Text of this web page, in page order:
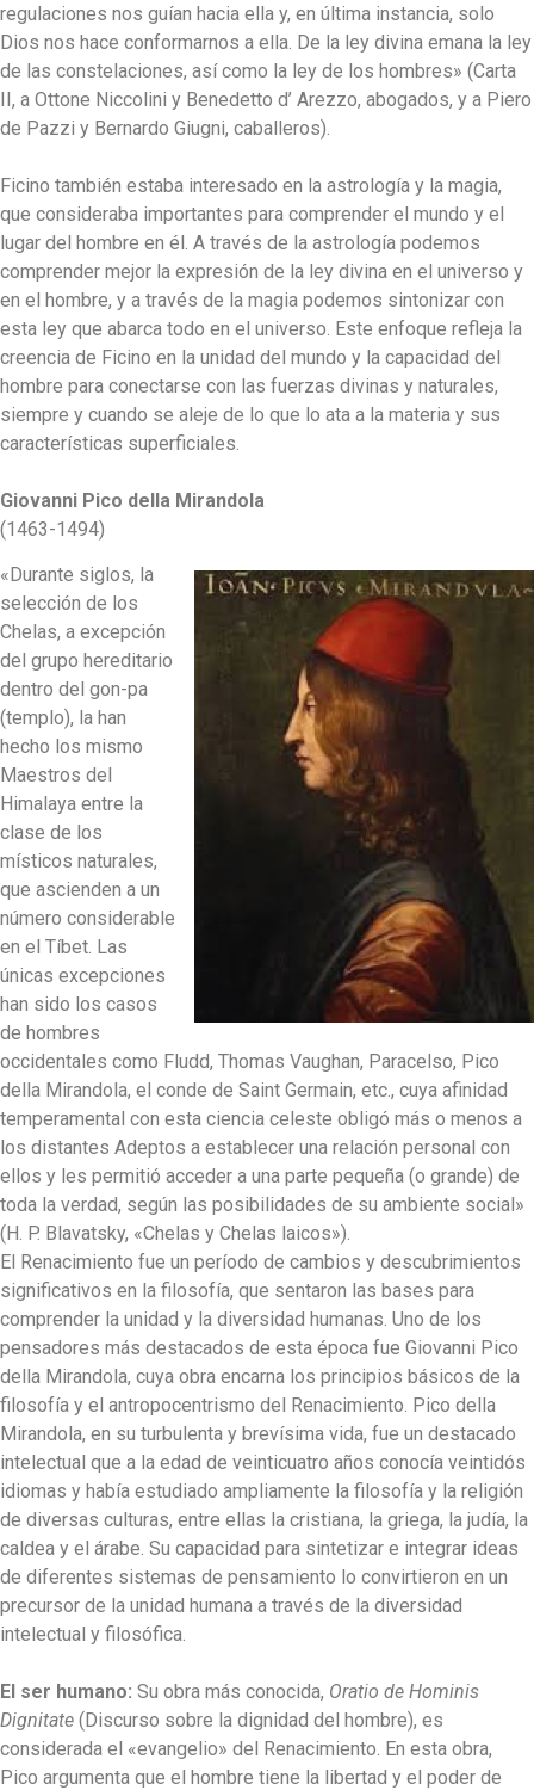
regulaciones nos guían hacia ella y, en última instancia, solo
Dios nos hace conformarnos a ella. De la ley divina emana la ley
de las constelaciones, así como la ley de los hombres» (Carta
ΙΙ, a Ottone Niccolini y Benedetto d’ Arezzo, abogados, y a Pierο
de Pazzi y Bernardo Giugni, caballeros).
Ficino también estaba interesado en la astrología y la magia,
que consideraba importantes para comprender el mundo y el
lugar del hombre en él. A través de la astrología podemos
comprender mejor la expresión de la ley divina en el universo y
en el hombre, y a través de la magia podemos sintonizar con
esta ley que abarca todo en el universo. Este enfoque refleja la
creencia de Ficino en la unidad del mundo y la capacidad del
hombre para conectarse con las fuerzas divinas y naturales,
siempre y cuando se aleje de lo que lo ata a la materia y sus
características superficiales.
Giovanni Pico della Mirandola
(1463-1494)
«Durante siglos, la
selección de los
Chelas, a excepción
del grupo hereditario
dentro del gon-pa
(templo), la han
hecho los mismo
Maestros del
Himalaya entre la
clase de los
místicos naturales,
que ascienden a un
número considerable
en el Tíbet. Las
únicas excepciones
han sido los casos
de hombres
occidentales como Fludd, Thomas Vaughan, Paracelso, Pico
della Mirandola, el conde de Saint Germain, etc., cuya afinidad
temperamental con esta ciencia celeste obligó más o menos a
los distantes Adeptos a establecer una relación personal con
ellos y les permitió acceder a una parte pequeña (o grande) de
toda la verdad, según las posibilidades de su ambiente social»
(H. P. Blavatsky, «Chelas y Chelas laicos»).
El Renacimiento fue un período de cambios y descubrimientos
significativos en la filosofía, que sentaron las bases para
comprender la unidad y la diversidad humanas. Uno de los
pensadores más destacados de esta época fue Giovanni Pico
della Mirandola, cuya obra encarna los principios básicos de la
filosofía y el antropocentrismo del Renacimiento. Pico della
Mirandola, en su turbulenta y brevísima vida, fue un destacado
intelectual que a la edad de veinticuatro años conocía veintidós
idiomas y había estudiado ampliamente la filosofía y la religión
de diversas culturas, entre ellas la cristiana, la griega, la judía, la
caldea y el árabe. Su capacidad para sintetizar e integrar ideas
de diferentes sistemas de pensamiento lo convirtieron en un
precursor de la unidad humana a través de la diversidad
intelectual y filosófica.
El ser humano: Su obra más conocida, Oratio de Hominis
Dignitate (Discurso sobre la dignidad del hombre), es
considerada el «evangelio» del Renacimiento. En esta obra,
Pico argumenta que el hombre tiene la libertad y el poder de